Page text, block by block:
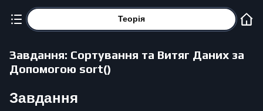
Теорія
Завдання: Сортування та Витяг Даних за
Допомогою sort()
Завдання